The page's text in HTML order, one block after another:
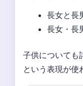
長女と長
長女・長
子供についても
という表現が使